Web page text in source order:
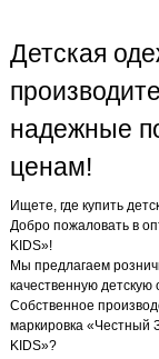
Детская
надежные
ценам!
Ищете, где купить
Добро пожаловать в
KIDS»!
Мы предлагаем
качественную детскую
Собственное
маркировка «Честный
KIDS»?